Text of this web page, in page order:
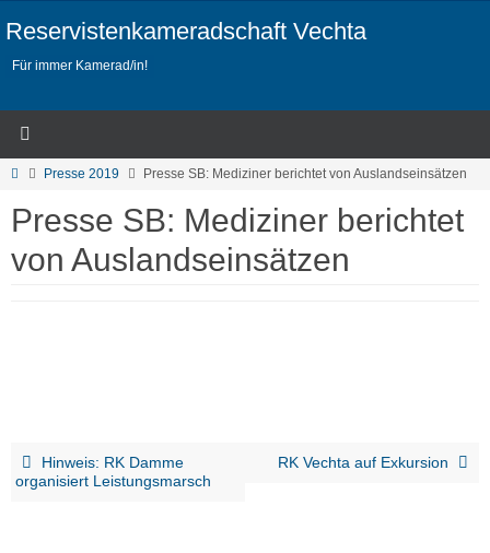
Inhalt
springen
Reservistenkameradschaft Vechta
Für immer Kamerad/in!
StartPresse 2019 Presse SB: Mediziner berichtet von Auslandseinsätzen
Presse SB: Mediziner berichtet
von Auslandseinsätzen
Hinweis: RK Damme
organisiert Leistungsmarsch
RK Vechta auf Exkursion